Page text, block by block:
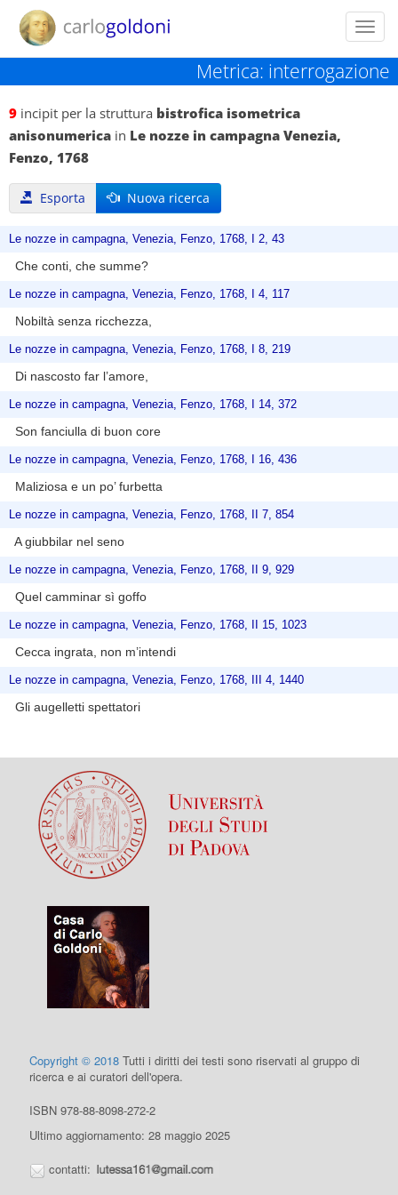
Metrica: interrogazione
9 incipit per la struttura bistrofica isometrica
anisonumerica in Le nozze in campagna Venezia,
Fenzo, 1768
Esporta Nuova ricerca
Le nozze in campagna, Venezia, Fenzo, 1768, I 2, 43
Che conti, che summe?
Le nozze in campagna, Venezia, Fenzo, 1768, I 4, 117
Nobiltà senza ricchezza,
Le nozze in campagna, Venezia, Fenzo, 1768, I 8, 219
Di nascosto far l’amore,
Le nozze in campagna, Venezia, Fenzo, 1768, I 14, 372
Son fanciulla di buon core
Le nozze in campagna, Venezia, Fenzo, 1768, I 16, 436
Maliziosa e un po’ furbetta
Le nozze in campagna, Venezia, Fenzo, 1768, II 7, 854
A giubbilar nel seno
Le nozze in campagna, Venezia, Fenzo, 1768, II 9, 929
Quel camminar sì goffo
Le nozze in campagna, Venezia, Fenzo, 1768, II 15, 1023
Cecca ingrata, non m’intendi
Le nozze in campagna, Venezia, Fenzo, 1768, III 4, 1440
Gli augelletti spettatori
Copyright © 2018 Tutti i diritti dei testi sono riservati al gruppo di
ricerca e ai curatori dell'opera.
ISBN 978-88-8098-272-2
Ultimo aggiornamento: 28 maggio 2025
contatti: